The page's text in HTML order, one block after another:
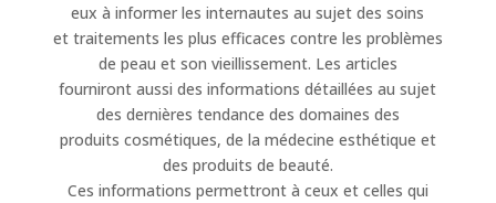
eux à informer les internautes au sujet des soins
et traitements les plus efficaces contre les problèmes
de peau et son vieillissement. Les articles
fourniront aussi des informations détaillées au sujet
des dernières tendance des domaines des
produits cosmétiques, de la médecine esthétique et
des produits de beauté.
Ces informations permettront à ceux et celles qui